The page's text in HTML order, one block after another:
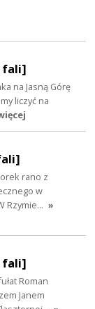
fali]
na Jasną Górę
liczyć na
rano z
w
Rzymie… »
fali]
Roman
Janem